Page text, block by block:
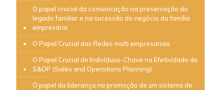
O papel crucial da comunicação na preservação do
legado familiar e na sucessão do negócio da família
empresária
O Papel Crucial das Redes multi empresariais
O Papel Crucial de Indivíduos-Chave na Efetividade do
S&OP (Sales and Operations Planning)
O papel da liderança na promoção de um sistema de